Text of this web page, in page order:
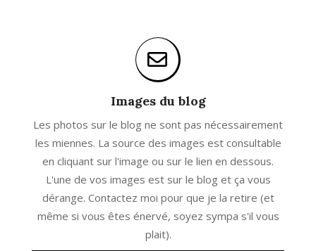
Images du blog
Les photos sur le blog ne sont pas nécessairement
les miennes. La source des images est consultable
en cliquant sur l'image ou sur le lien en dessous.
L'une de vos images est sur le blog et ça vous
dérange. Contactez moi pour que je la retire (et
même si vous êtes énervé, soyez sympa s'il vous
plait).